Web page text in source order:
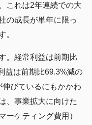
これは2年連続での大
の成長が単年に限っ
。
。経常利益は前期比
益は前期比69.3%減の
びているにもかかわ
、事業拡大に向けた
ーケティング費用）